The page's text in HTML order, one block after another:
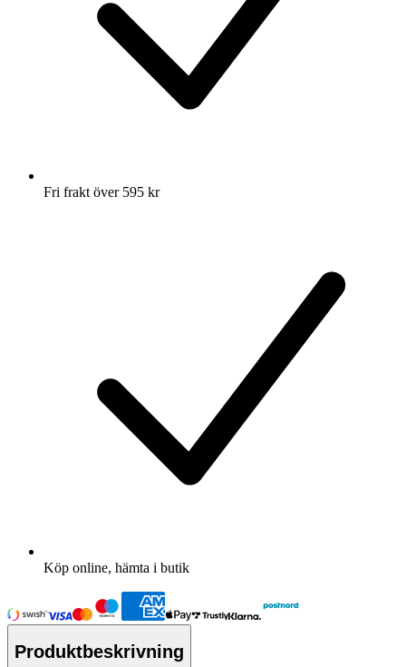
Fri frakt över 595 kr
Köp online, hämta i butik
Produktbeskrivning